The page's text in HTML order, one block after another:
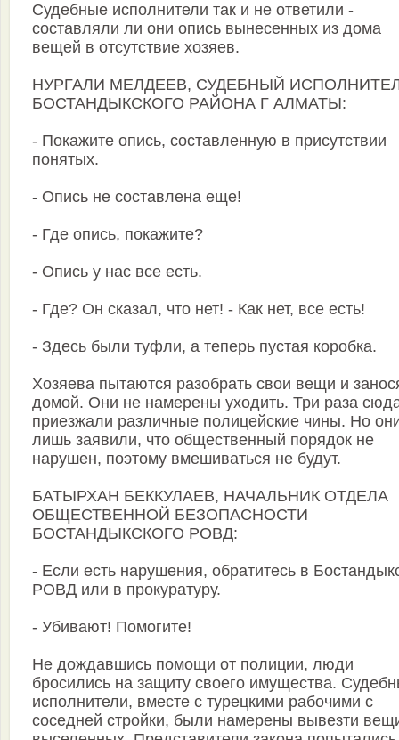
Судебные исполнители так и не ответили -
составляли ли они опись вынесенных из дома
вещей в отсутствие хозяев.
НУРГАЛИ МЕЛДЕЕВ, СУДЕБНЫЙ
БОСТАНДЫКСКОГО РАЙОНА Г АЛМАТЫ:
- Покажите опись, составленную в присутствии
понятых.
- Опись не составлена еще!
- Где опись, покажите?
- Опись у нас все есть.
- Где? Он сказал, что нет! - Как нет, все есть!
- Здесь были туфли, а теперь пустая коробка.
Хозяева пытаются разобрать свои вещи и
домой. Они не намерены уходить. Три раза
приезжали различные полицейские чины. Но
лишь заявили, что общественный порядок не
нарушен, поэтому вмешиваться не будут.
БАТЫРХАН БЕККУЛАЕВ, НАЧАЛЬНИК ОТДЕЛА
ОБЩЕСТВЕННОЙ БЕЗОПАСНОСТИ
БОСТАНДЫКСКОГО РОВД:
- Если есть нарушения, обратитесь в
РОВД или в прокуратуру.
- Убивают! Помогите!
Не дождавшись помощи от полиции, люди
бросились на защиту своего имущества.
исполнители, вместе с турецкими рабочими с
соседней стройки, были намерены вывезти